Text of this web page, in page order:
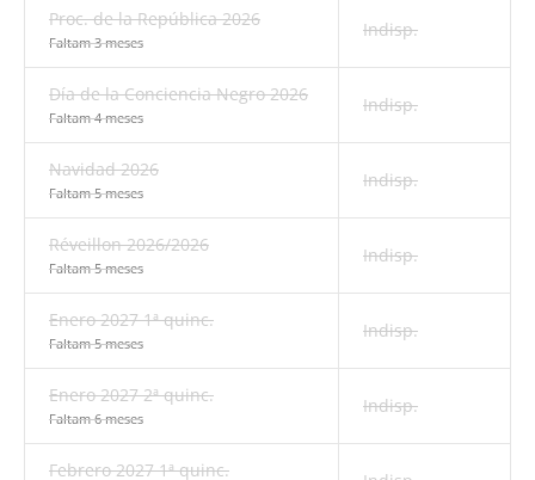
Proc. de la República 2026
Faltam 3 meses
Indisp.
Día de la Conciencia Negro 2026
Faltam 4 meses
Indisp.
Navidad 2026
Faltam 5 meses
Indisp.
Réveillon 2026/2026
Faltam 5 meses
Indisp.
Enero 2027 1ª quinc.
Faltam 5 meses
Indisp.
Enero 2027 2ª quinc.
Faltam 6 meses
Indisp.
Febrero 2027 1ª quinc.